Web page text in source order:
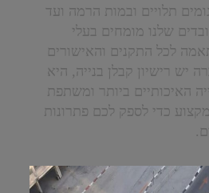
תלויים ובמות הרמה ועד
שלנו מומחים בעלי
לכל התקנים והאישורים
יש רישיון קבלן בנייה, היא
האיכותיים ביותר ומשתפת
כדי לספק לכם פתרונות